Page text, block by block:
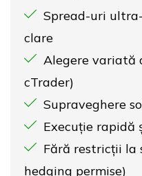
Spread-uri
clare
Alegere variată
cTrader)
Supraveghere
Execuție
Fără restricții la
hedging permise)